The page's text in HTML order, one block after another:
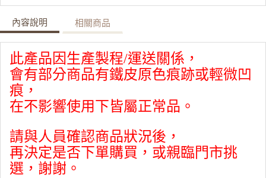
內容說明 相關商品
此產品因生產製程/運送關係，
會有部分商品有鐵皮原色痕跡或輕微凹
痕，
在不影響使用下皆屬正常品。
請與人員確認商品狀況後，
再決定是否下單購買，或親臨門市挑
選，謝謝。